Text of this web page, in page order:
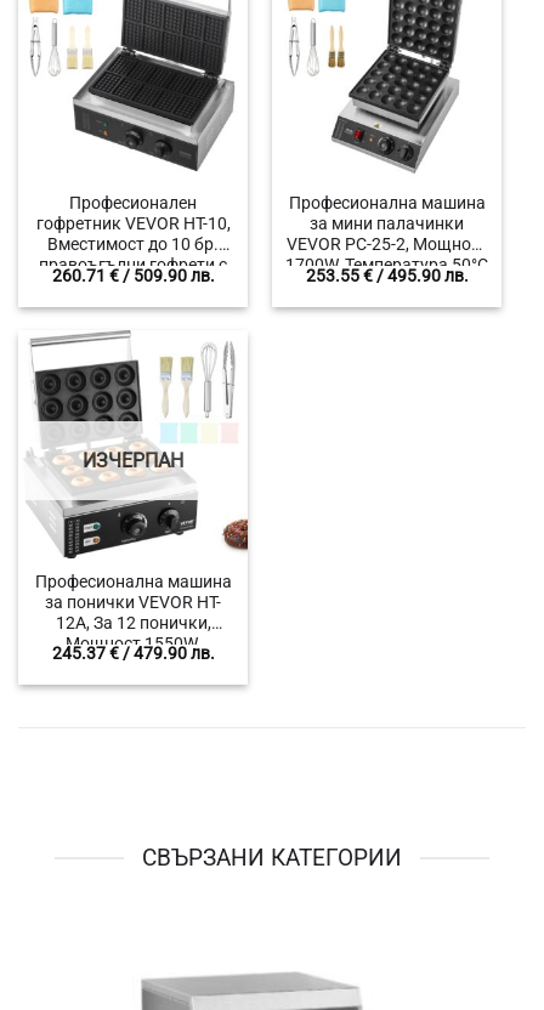
Професионален
гофретник VEVOR HT-10,
Вместимост до 10 бр.
правоъгълни гофрети с
размер 50мм, Мощност
1550W, Незалепващото
покритие
260.71 €/ 509.90 лв.
Професионална машина
за мини палачинки
VEVOR PC-25-2, Мощност
1700W, Температура 50°C
– 300°C, Незалепващо
покритие
253.55€/ 495.90 лв.
ИЗЧЕРПАН
Професионална машина
за понички VEVOR HT-
12A, За 12 понички,
Мощност 1550W,
Незалепващо покритие,
Температурен диапазон
245.37€/ 479.90 лв.
СВЪРЗАНИ КАТЕГОРИИ